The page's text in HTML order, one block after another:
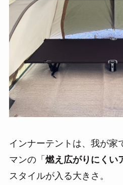
インナーテントは、我が家
マンの「 燃え広がりにくい
スタイルが入る大きさ。